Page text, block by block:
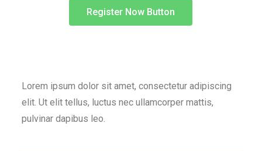
Register Now Button
Lorem ipsum dolor sit amet, consectetur adipiscing
elit. Ut elit tellus, luctus nec ullamcorper mattis,
pulvinar dapibus leo.